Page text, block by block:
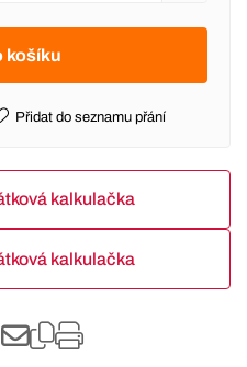
košíku
Přidat do seznamu přání
kalkulačka
kalkulačka